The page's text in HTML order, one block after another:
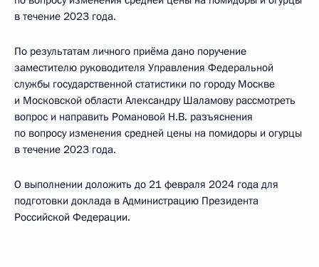
в течение 2023 года.
По результатам личного приёма дано поручение
заместителю руководителя Управления Федеральной
службы государственной статистики по городу Москве
и Московской области Александру Шаламову рассмотреть
вопрос и направить Романовой Н.В. разъяснения
по вопросу изменения средней цены на помидоры и огурцы
в течение 2023 года.
О выполнении доложить до 21 февраля 2024 года для
подготовки доклада в Администрацию Президента
Российской Федерации.